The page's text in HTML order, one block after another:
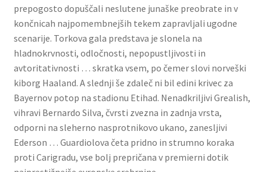
prepogosto dopuščali neslutene junaške preobrate in v
končnicah najpomembnejših tekem zapravljali ugodne
scenarije. Torkova gala predstava je slonela na
hladnokrvnosti, odločnosti, nepopustljivosti in
avtoritativnosti … skratka vsem, po čemer slovi norveški
kiborg Haaland. A slednji še zdaleč ni bil edini krivec za
Bayernov potop na stadionu Etihad. Nenadkriljivi Grealish,
vihravi Bernardo Silva, čvrsti zvezna in zadnja vrsta,
odporni na sleherno nasprotnikovo ukano, zanesljivi
Ederson … Guardiolova četa pridno in strumno koraka
proti Carigradu, vse bolj prepričana v premierni dotik